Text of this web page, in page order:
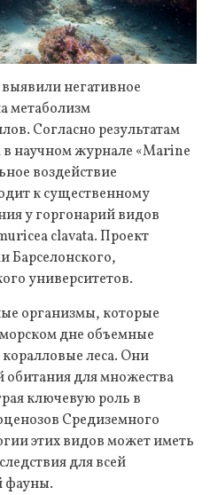
негативное
метаболизм
Согласно результатам
научном журнале «Marine
воздействие
к существенному
у горгонарий видов
clavata. Проект
Барселонского,
университетов.
организмы, которые
дне объемные
леса. Они
обитания для множества
ключевую роль в
Средиземного
этих видов может иметь
для всей
фауны.